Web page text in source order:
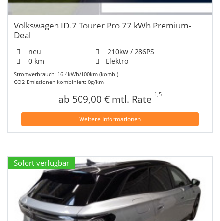
Volkswagen ID.7 Tourer Pro 77 kWh Premium-
Deal
neu
210kw / 286PS
0 km
Elektro
Stromverbrauch: 16.4kWh/100km (komb.)
CO2-Emissionen kombiniert: 0g/km
ab 509,00 € mtl. Rate 1,5
Weitere Informationen
Sofort verfügbar